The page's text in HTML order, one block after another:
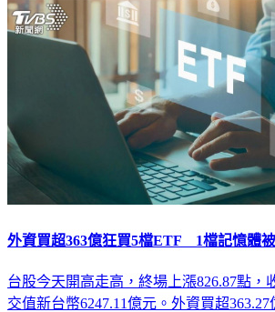
外資買超363億狂買5檔ETF 1檔記憶體
台股今天開高走高，終場上漲826.87點，
交值新台幣6247.11億元。外資買超